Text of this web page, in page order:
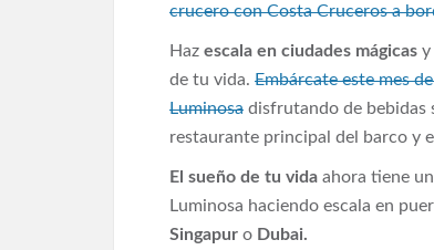
crucero con Costa Cruceros a
Haz escala en ciudades mágicas y
de tu vida. Embárcate este mes
Luminosa disfrutando de bebidas
restaurante principal del barco y
El sueño de tu vida ahora tiene un
Luminosa haciendo escala en
Singapur o Dubai.